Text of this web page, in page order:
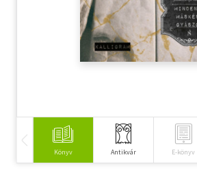
Természettudomány
Könyv Antikvár E-könyv